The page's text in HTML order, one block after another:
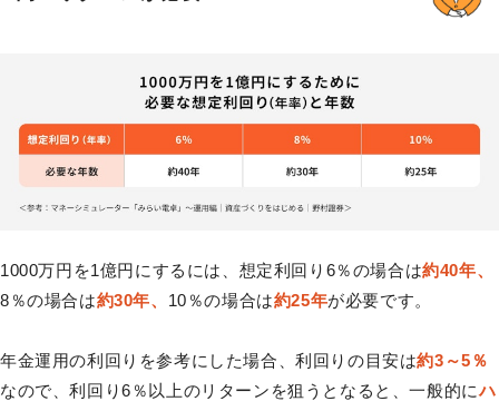
1000万円を1億円にするには、想定利回り6％の場合は約40年、
8％の場合は約30年、 10％の場合は約25年が必要です。
年金運用の利回りを参考にした場合、利回りの目安は約3～5％
なので、利回り6％以上のリターンを狙うとなると、一般的にハ